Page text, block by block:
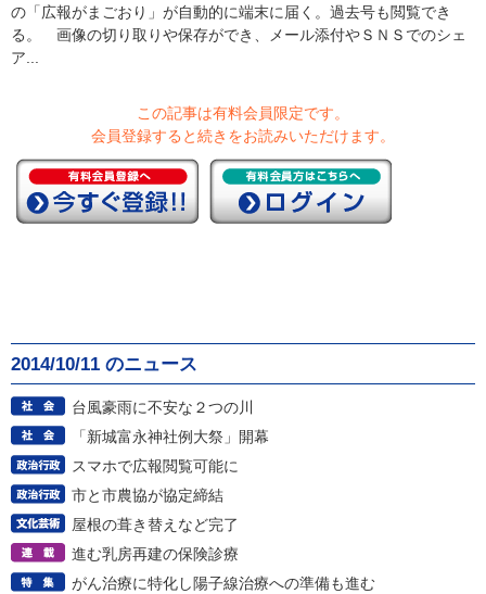
の「広報がまごおり」が自動的に端末に届く。過去号も閲覧でき
る。 画像の切り取りや保存ができ、メール添付やＳＮＳでのシェ
ア...
この記事は有料会員限定です。
会員登録すると続きをお読みいただけます。
2014/10/11 のニュース
台風豪雨に不安な２つの川
「新城富永神社例大祭」開幕
スマホで広報閲覧可能に
市と市農協が協定締結
屋根の葺き替えなど完了
進む乳房再建の保険診療
がん治療に特化し陽子線治療への準備も進む